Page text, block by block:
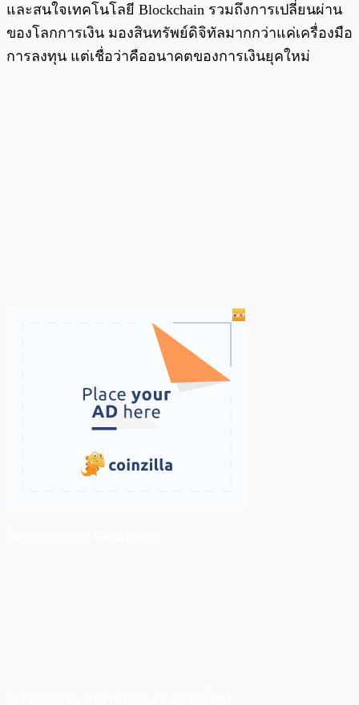
และสนใจเทคโนโลยี Blockchain รวมถึงการเปลี่ยนผ่าน
ของโลกการเงิน มองสินทรัพย์ดิจิทัลมากกว่าแค่เครื่องมือ
การลงทุน แต่เชื่อว่าคืออนาคตของการเงินยุคใหม่